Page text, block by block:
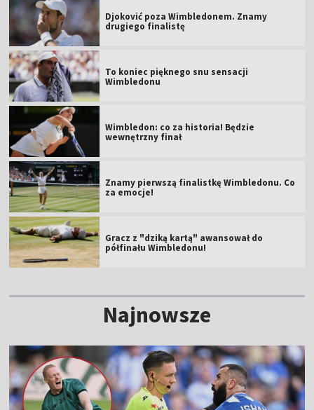
Djoković poza Wimbledonem. Znamy
drugiego finalistę
To koniec pięknego snu sensacji
Wimbledonu
Wimbledon: co za historia! Będzie
wewnętrzny finał
Znamy pierwszą finalistkę Wimbledonu. Co
za emocje!
Gracz z "dziką kartą" awansował do
półfinału Wimbledonu!
Najnowsze